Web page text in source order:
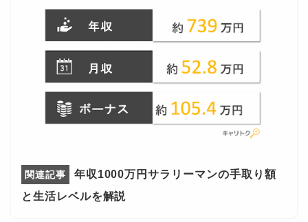
年収1000万円サラリーマンの手取り額
と生活レベルを解説